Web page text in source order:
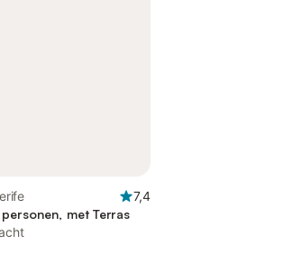
7,4
met Terras